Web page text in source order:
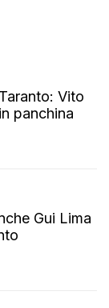
Vito
panchina
Gui Lima